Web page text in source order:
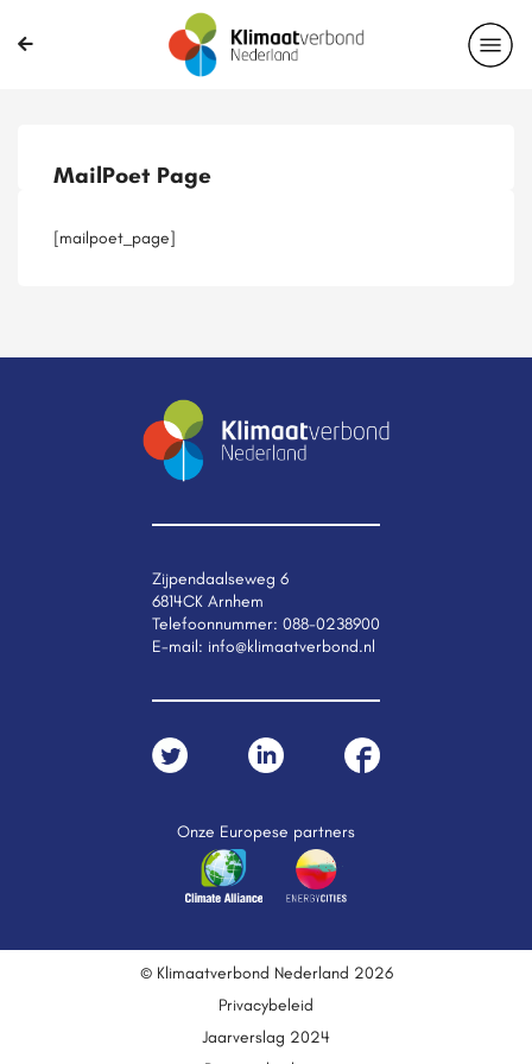
Casussen
MailPoet Page
[mailpoet_page]
Zijpendaalseweg 6
6814CK Arnhem
Telefoonnummer: 088-0238900
E-mail: info@klimaatverbond.nl
Onze Europese partners
© Klimaatverbond Nederland 2026
Privacybeleid
Jaarverslag 2024